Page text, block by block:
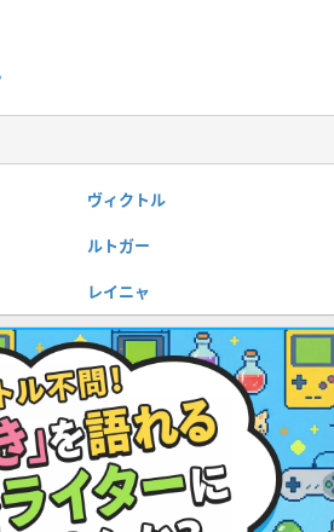
ヴィクトル
ルトガー
レイニャ